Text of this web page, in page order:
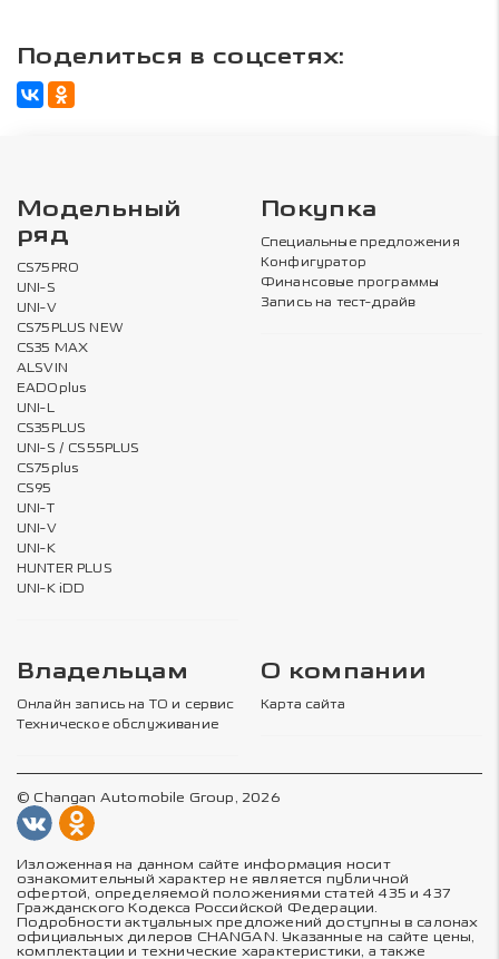
Поделиться в соцсетях:
Модельный
ряд
CS75PRO
UNI-S
UNI-V
CS75PLUS NEW
CS35 MAX
ALSVIN
EADOplus
UNI-L
CS35PLUS
UNI-S / CS55PLUS
CS75plus
CS95
UNI-T
UNI-V
UNI-K
HUNTER PLUS
UNI-K iDD
Покупка
Специальные предложения
Конфигуратор
Финансовые программы
Запись на тест-драйв
Владельцам
Онлайн запись на ТО и сервис
Техническое обслуживание
О компании
Карта сайта
© Changan Automobile Group, 2026
Изложенная на данном сайте информация носит
ознакомительный характер не является публичной
офертой, определяемой положениями статей 435 и 437
Гражданского Кодекса Российской Федерации.
Подробности актуальных предложений доступны в салонах
официальных дилеров CHANGAN. Указанные на сайте цены,
комплектации и технические характеристики, а также